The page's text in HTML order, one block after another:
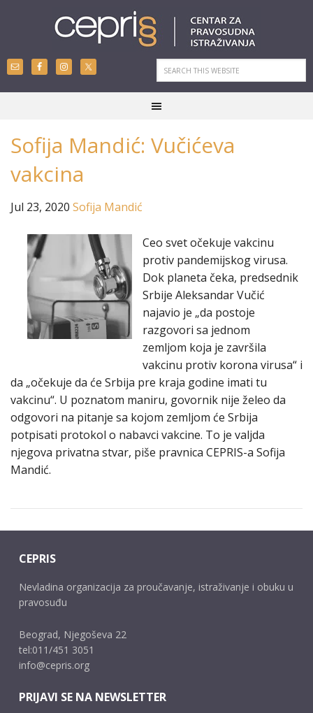
Sofija Mandić: Vučićeva
vakcina
Jul 23, 2020 Sofija Mandić
Ceo svet očekuje vakcinu
protiv pandemijskog virusa.
Dok planeta čeka, predsednik
Srbije Aleksandar Vučić
najavio je „da postoje
razgovori sa jednom
zemljom koja je završila
vakcinu protiv korona virusa“ i
da „očekuje da će Srbija pre kraja godine imati tu
vakcinu“. U poznatom maniru, govornik nije želeo da
odgovori na pitanje sa kojom zemljom će Srbija
potpisati protokol o nabavci vakcine. To je valjda
njegova privatna stvar, piše pravnica CEPRIS-a Sofija
Mandić.
CEPRIS
Nevladina organizacija za proučavanje, istraživanje i obuku u
pravosuđu
Beograd, Njegoševa 22
tel:011/451 3051
info@cepris.org
PRIJAVI SE NA NEWSLETTER